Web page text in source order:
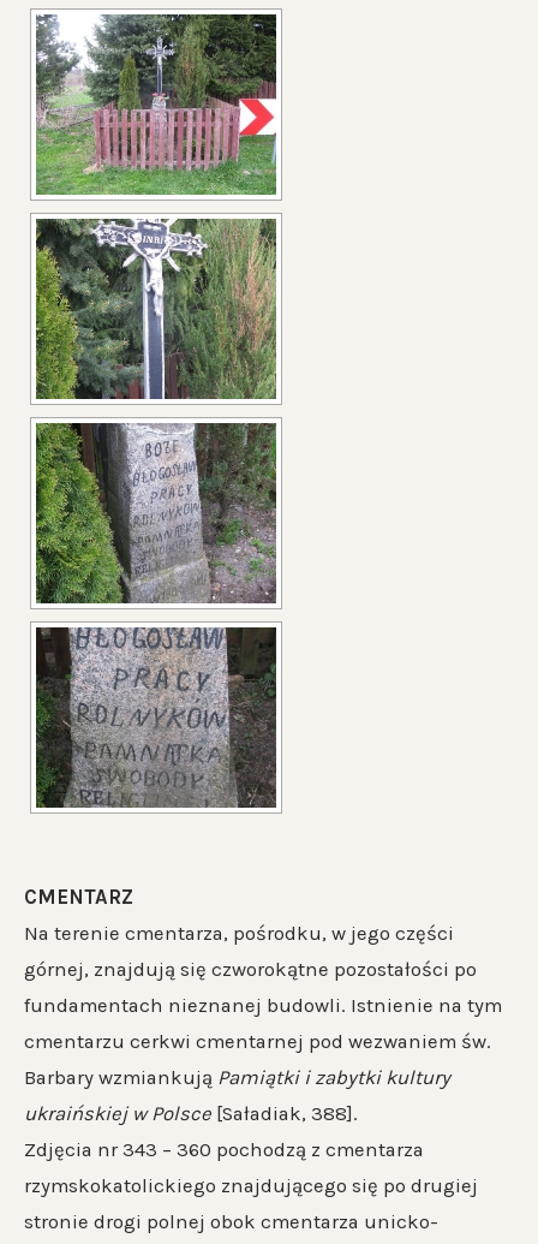
CMENTARZ
Na terenie cmentarza, pośrodku, w jego części
górnej, znajdują się czworokątne pozostałości po
fundamentach nieznanej budowli. Istnienie na tym
cmentarzu cerkwi cmentarnej pod wezwaniem św.
Barbary wzmiankują Pamiątki i zabytki kultury
ukraińskiej w Polsce [Saładiak, 388].
Zdjęcia nr 343 – 360 pochodzą z cmentarza
rzymskokatolickiego znajdującego się po drugiej
stronie drogi polnej obok cmentarza unicko-